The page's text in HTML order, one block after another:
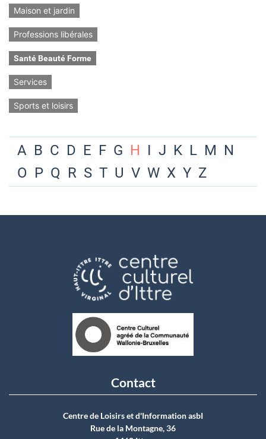
Maison et jardin
Professions libérales
Santé Beauté Forme
Services
Sports et loisirs
A B C D E F G H I J K L M N
O P Q R S T U V W X Y Z
Contact
Centre de Loisirs et d'Information asbI
Rue de la Montagne, 36